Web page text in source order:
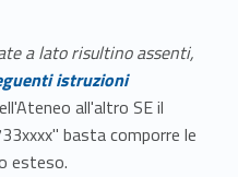
a lato risultino assenti,
istruzioni
all'altro SE il
basta comporre le
esteso.